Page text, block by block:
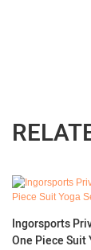
Ingorsports
One Piece Suit